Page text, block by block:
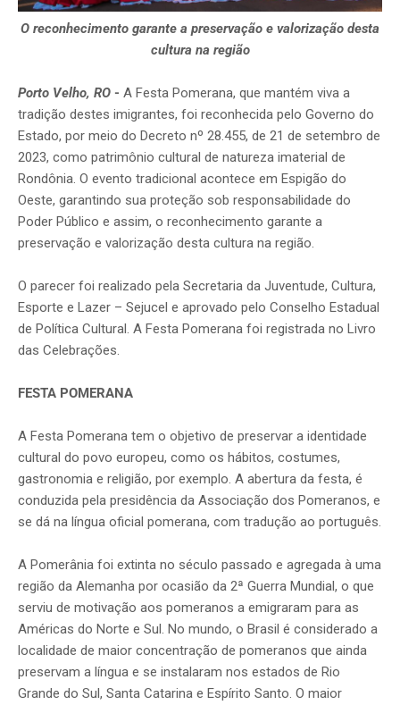
O reconhecimento garante a preservação e valorização desta
cultura na região
Porto Velho, RO - A Festa Pomerana, que mantém viva a
tradição destes imigrantes, foi reconhecida pelo Governo do
Estado, por meio do Decreto nº 28.455, de 21 de setembro de
2023, como patrimônio cultural de natureza imaterial de
Rondônia. O evento tradicional acontece em Espigão do
Oeste, garantindo sua proteção sob responsabilidade do
Poder Público e assim, o reconhecimento garante a
preservação e valorização desta cultura na região.
O parecer foi realizado pela Secretaria da Juventude, Cultura,
Esporte e Lazer – Sejucel e aprovado pelo Conselho Estadual
de Política Cultural. A Festa Pomerana foi registrada no Livro
das Celebrações.
FESTA POMERANA
A Festa Pomerana tem o objetivo de preservar a identidade
cultural do povo europeu, como os hábitos, costumes,
gastronomia e religião, por exemplo. A abertura da festa, é
conduzida pela presidência da Associação dos Pomeranos, e
se dá na língua oficial pomerana, com tradução ao português.
A Pomerânia foi extinta no século passado e agregada à uma
região da Alemanha por ocasião da 2ª Guerra Mundial, o que
serviu de motivação aos pomeranos a emigraram para as
Américas do Norte e Sul. No mundo, o Brasil é considerado a
localidade de maior concentração de pomeranos que ainda
preservam a língua e se instalaram nos estados de Rio
Grande do Sul, Santa Catarina e Espírito Santo. O maior